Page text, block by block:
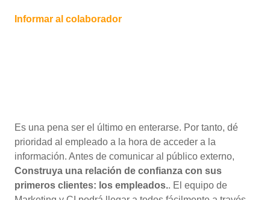
Informar al colaborador
Es una pena ser el último en enterarse. Por tanto, dé
prioridad al empleado a la hora de acceder a la
información. Antes de comunicar al público externo,
Construya una relación de confianza con sus
primeros clientes: los empleados.. El equipo de